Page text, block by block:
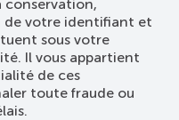
conservation,
de votre identifiant et
sous votre
Il vous appartient
de ces
toute fraude ou